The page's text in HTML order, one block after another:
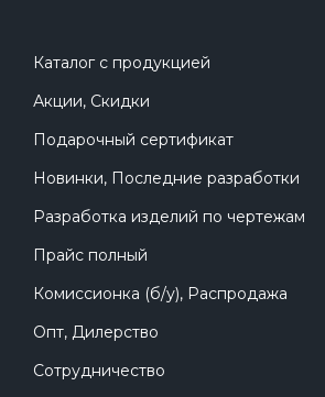
Каталог с продукцией
Акции, Скидки
Подарочный сертификат
Новинки, Последние разработки
Разработка изделий по чертежам
Прайс полный
Комиссионка (б/у), Распродажа
Опт, Дилерство
Сотрудничество